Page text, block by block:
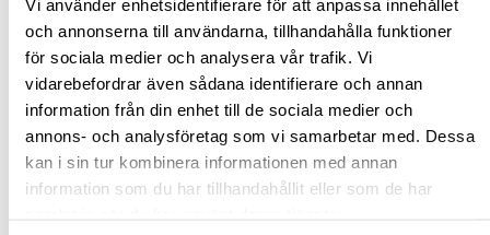
Vi använder enhetsidentifierare för att anpassa innehållet
och annonserna till användarna, tillhandahålla funktioner
för sociala medier och analysera vår trafik. Vi
vidarebefordrar även sådana identifierare och annan
information från din enhet till de sociala medier och
annons- och analysföretag som vi samarbetar med. Dessa
kan i sin tur kombinera informationen med annan
information som du har tillhandahållit eller som de har
1500,00
1400,00
Rensa val